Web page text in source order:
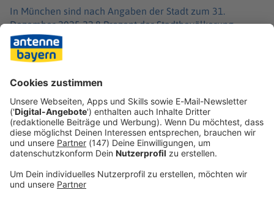
In München sind nach Angaben der Stadt zum 31.
Dezember 2025 22,8 Prozent der Stadtbevölkerung
Mitglieder der katholischen Kirche gewesen, 8,3 Prozent
waren evangelisch.